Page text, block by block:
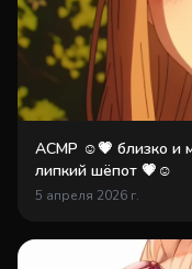
АСМР ☺️💗 близко и
липкий шёпот 💗☺️
5 апреля 2026 г.